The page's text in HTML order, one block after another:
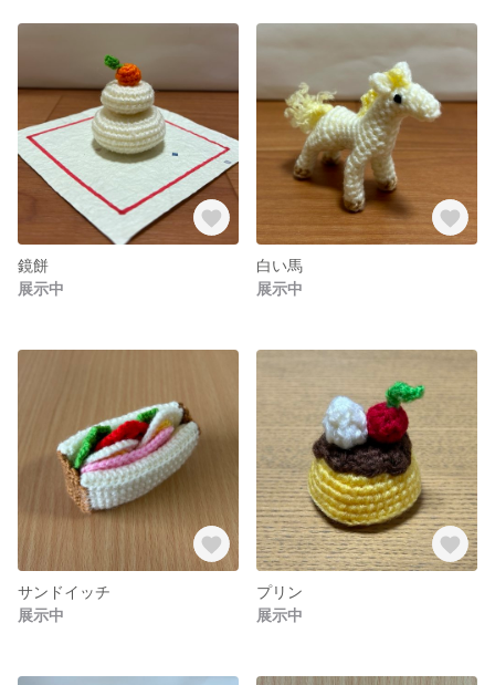
鏡餅
展示中
白い馬
展示中
サンドイッチ
展示中
プリン
展示中